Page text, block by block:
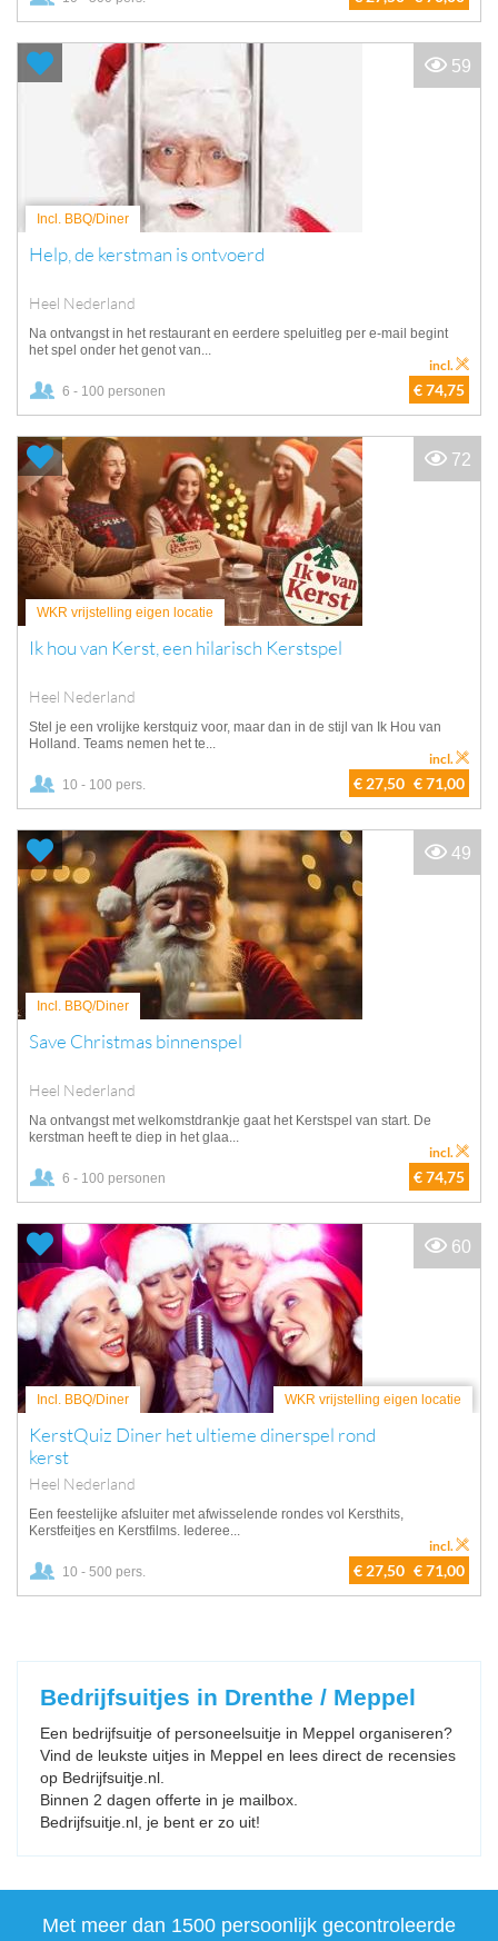
Incl. BBQ/Diner
Help, de kerstman is ontvoerd
Heel Nederland
Na ontvangst in het restaurant en eerdere speluitleg per e-mail begint
het spel onder het genot van...
6 - 100 personen € 74,75
incl.
59
WKR vrijstelling eigen locatie
Ik hou van Kerst, een hilarisch Kerstspel
Heel Nederland
Stel je een vrolijke kerstquiz voor, maar dan in de stijl van Ik Hou van
Holland. Teams nemen het te...
10 - 100 pers. € 27,50 € 71,00
incl.
72
Incl. BBQ/Diner
Save Christmas binnenspel
Heel Nederland
Na ontvangst met welkomstdrankje gaat het Kerstspel van start. De
kerstman heeft te diep in het glaa...
6 - 100 personen € 74,75
incl.
49
Incl. BBQ/Diner WKR vrijstelling eigen locatie
KerstQuiz Diner het ultieme dinerspel rond
kerst
Heel Nederland
Een feestelijke afsluiter met afwisselende rondes vol Kersthits,
Kerstfeitjes en Kerstfilms. Iederee...
10 - 500 pers. € 27,50 € 71,00
incl.
60
Bedrijfsuitjes in Drenthe / Meppel
Een bedrijfsuitje of personeelsuitje in Meppel organiseren?
Vind de leukste uitjes in Meppel en lees direct de recensies
op Bedrijfsuitje.nl.
Binnen 2 dagen offerte in je mailbox.
Bedrijfsuitje.nl, je bent er zo uit!
Met meer dan 1500 persoonlijk gecontroleerde